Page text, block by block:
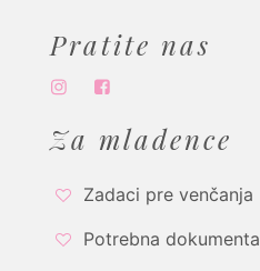
Pratite nas
Za mladence
Zadaci pre venčanja
Potrebna dokumenta